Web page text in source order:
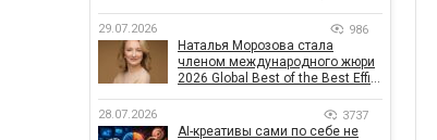
29.07.2026 986
Наталья Морозова стала
членом международного жюри
2026 Global Best of the Best Effie
28.07.2026 3737
AI-креативы сами по себе не